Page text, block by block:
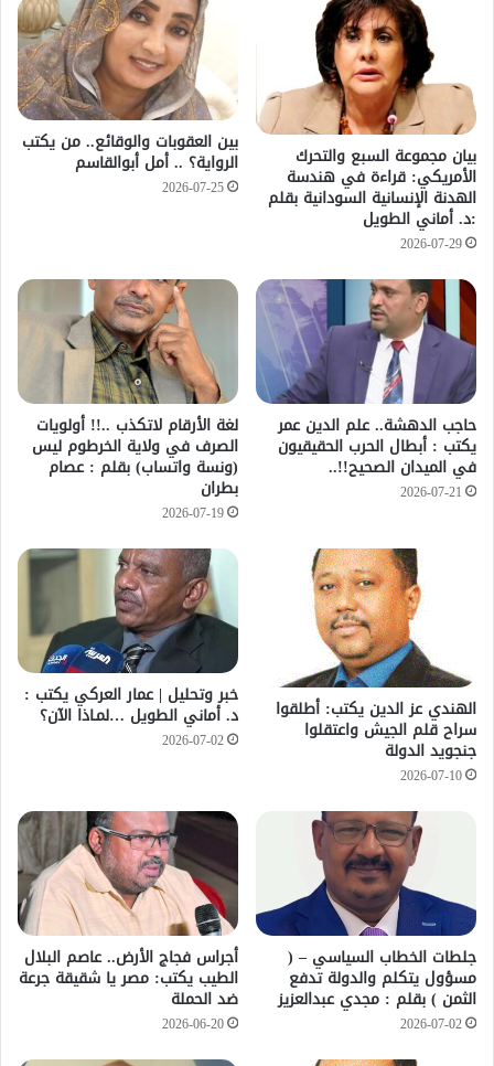
بيان مجموعة السبع والتحرك
الأمريكي: قراءة في هندسة
الهدنة الإنسانية السودانية بقلم
:د. أماني الطويل
2026-07-29
بين العقوبات والوقائع.. من يكتب
الرواية؟ .. أمل أبوالقاسم
2026-07-25
حاجب الدهشة.. علم الدين عمر
يكتب : أبطال الحرب الحقيقيون
في الميدان الصحيح!!..
2026-07-21
لغة الأرقام لاتكذب ..!! أولويات
الصرف في ولاية الخرطوم ليس
(ونسة واتساب) بقلم : عصام
بطران
2026-07-19
الهندي عز الدين يكتب: أطلقوا
سراح قلم الجيش واعتقلوا
جنجويد الدولة
2026-07-10
خبر وتحليل | عمار العركي يكتب :
د. أماني الطويل …لمـاذا الآن؟
2026-07-02
جلطات الخطاب السياسي – (
مسؤول يتكلم والدولة تدفع
الثمن ) بقلم : مجدي عبدالعزيز
2026-07-02
أجراس فجاج الأرض.. عاصم البلال
الطيب يكتب: مصر يا شقيقة جرعة
ضد الحملة
2026-06-20